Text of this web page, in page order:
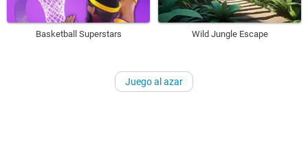
Basketball Superstars Wild Jungle Escape
Juego al azar